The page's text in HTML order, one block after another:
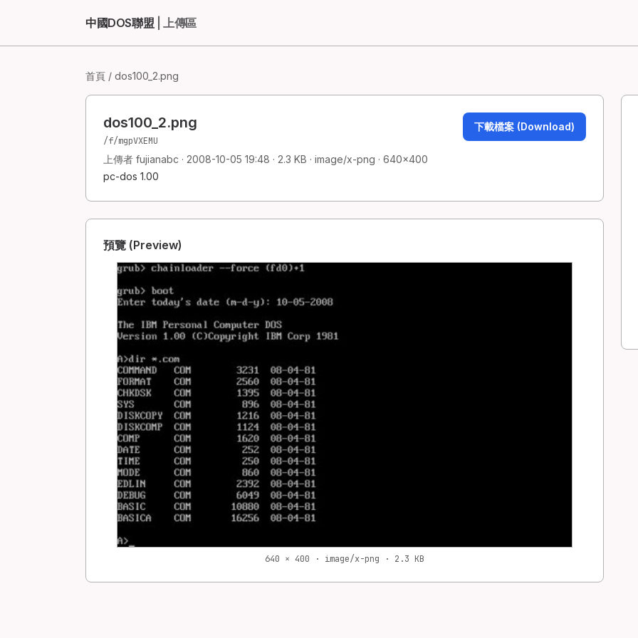
中國DOS聯盟 | 上傳區
首頁 / dos100_2.png
dos100_2.png
/f/mgpVXEMU
上傳者 fujianabc · 2008-10-05 19:48 · 2.3 KB · image/x-png · 640×400
pc-dos 1.00
下載檔案 (Download)
預覽 (Preview)
640 × 400 · image/x-png · 2.3 KB